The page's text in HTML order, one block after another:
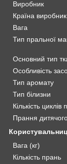
Виробник
Країна виробник
Вага
Тип пральної
Основний тип
Особливість
Тип аромату
Тип білизни
Кількість циклів
Прання
Вага (кг)
Кількість прань